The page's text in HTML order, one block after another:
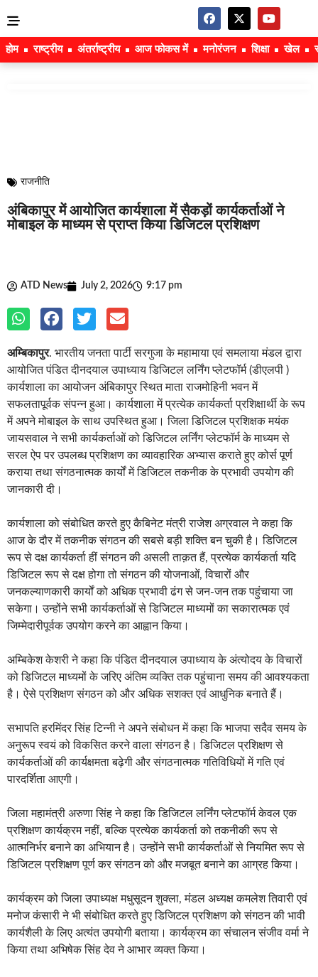
होम राष्ट्रीय अंतर्राष्ट्रीय आज फोकस में मनोरंजन शिक्षा खेल
राजनीति
अंबिकापुर में आयोजित कार्यशाला में सैकड़ों कार्यकर्ताओं ने
मोबाइल के माध्यम से प्राप्त किया डिजिटल प्रशिक्षण
ATD News July 2, 2026 9:17 pm
अम्बिकापुर. भारतीय जनता पार्टी सरगुजा के महामाया एवं समलाया मंडल द्वारा
आयोजित पंडित दीनदयाल उपाध्याय डिजिटल लर्निंग प्लेटफॉर्म (डीएलपी )
कार्यशाला का आयोजन अंबिकापुर स्थित माता राजमोहिनी भवन में
सफलतापूर्वक संपन्न हुआ। कार्यशाला में प्रत्येक कार्यकर्ता प्रशिक्षार्थी के रूप
में अपने मोबाइल के साथ उपस्थित हुआ। जिला डिजिटल प्रशिक्षक मयंक
जायसवाल ने सभी कार्यकर्ताओं को डिजिटल लर्निंग प्लेटफॉर्म के माध्यम से
सरल ऐप पर उपलब्ध प्रशिक्षण का व्यावहारिक अभ्यास कराते हुए कोर्स पूर्ण
कराया तथा संगठनात्मक कार्यों में डिजिटल तकनीक के प्रभावी उपयोग की
जानकारी दी।
कार्यशाला को संबोधित करते हुए कैबिनेट मंत्री राजेश अग्रवाल ने कहा कि
आज के दौर में तकनीक संगठन की सबसे बड़ी शक्ति बन चुकी है। डिजिटल
रूप से दक्ष कार्यकर्ता हीं संगठन की असली ताक़त हैं, प्रत्येक कार्यकर्ता यदि
डिजिटल रूप से दक्ष होगा तो संगठन की योजनाओं, विचारों और
जनकल्याणकारी कार्यों को अधिक प्रभावी ढंग से जन-जन तक पहुंचाया जा
सकेगा। उन्होंने सभी कार्यकर्ताओं से डिजिटल माध्यमों का सकारात्मक एवं
जिम्मेदारीपूर्वक उपयोग करने का आह्वान किया।
अम्बिकेश केशरी ने कहा कि पंडित दीनदयाल उपाध्याय के अंत्योदय के विचारों
को डिजिटल माध्यमों के जरिए अंतिम व्यक्ति तक पहुंचाना समय की आवश्यकता
है। ऐसे प्रशिक्षण संगठन को और अधिक सशक्त एवं आधुनिक बनाते हैं।
सभापति हरमिंदर सिंह टिन्नी ने अपने संबोधन में कहा कि भाजपा सदैव समय के
अनुरूप स्वयं को विकसित करने वाला संगठन है। डिजिटल प्रशिक्षण से
कार्यकर्ताओं की कार्यक्षमता बढ़ेगी और संगठनात्मक गतिविधियों में गति एवं
पारदर्शिता आएगी।
जिला महामंत्री अरुणा सिंह ने कहा कि डिजिटल लर्निंग प्लेटफॉर्म केवल एक
प्रशिक्षण कार्यक्रम नहीं, बल्कि प्रत्येक कार्यकर्ता को तकनीकी रूप से
आत्मनिर्भर बनाने का अभियान है। उन्होंने सभी कार्यकर्ताओं से नियमित रूप से
डिजिटल प्रशिक्षण पूर्ण कर संगठन को और मजबूत बनाने का आग्रह किया।
कार्यक्रम को जिला उपाध्यक्ष मधुसूदन शुक्ला, मंडल अध्यक्ष कमलेश तिवारी एवं
मनोज कंसारी ने भी संबोधित करते हुए डिजिटल प्रशिक्षण को संगठन की भावी
कार्यशैली के लिए अत्यंत उपयोगी बताया। कार्यक्रम का संचालन संजीव वर्मा ने
किया तथा अभिषेक सिंह देव ने आभार व्यक्त किया।